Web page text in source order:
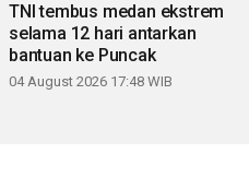
TNI tembus medan ekstrem
selama 12 hari antarkan
bantuan ke Puncak
04 August 2026 17:48 WIB